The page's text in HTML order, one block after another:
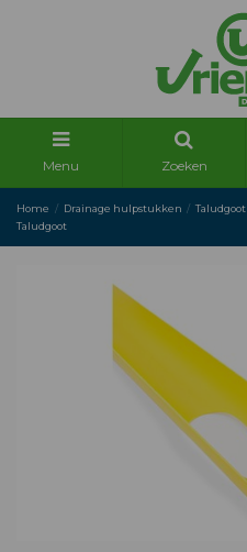
Menu Zoeken
Home Drainage hulpstukken Taludgoot
Taludgoot